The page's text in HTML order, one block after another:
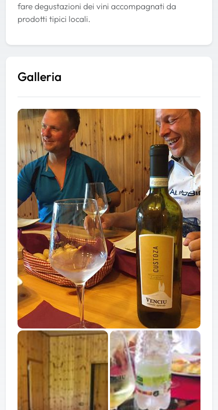
fare degustazioni dei vini accompagnati da
prodotti tipici locali.
Galleria